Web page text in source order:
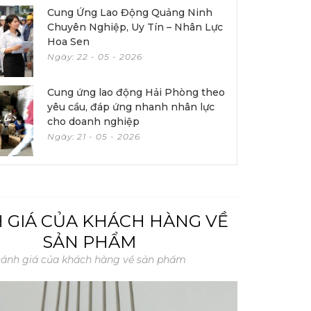
Cung Ứng Lao Động Quảng Ninh
Chuyên Nghiệp, Uy Tín – Nhân Lực
Hoa Sen
Ngày: 22 - 05 - 2026
Cung ứng lao động Hải Phòng theo
yêu cầu, đáp ứng nhanh nhân lực
cho doanh nghiệp
Ngày: 21 - 05 - 2026
CỦA KHÁCH HÀNG VỀ
SẢN PHẨM
giá của khách hàng về sản phẩm